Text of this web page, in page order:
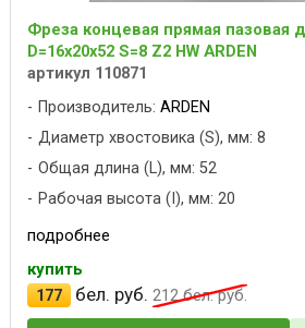
Фреза концевая прямая пазовая
D=16x20x52 S=8 Z2 HW ARDEN
артикул 110871
Производитель: ARDEN
Диаметр хвостовика (S), мм: 8
Общая длина (L), мм: 52
Рабочая высота (I), мм: 20
подробнее
купить
177
бел. руб. 212бел. руб.